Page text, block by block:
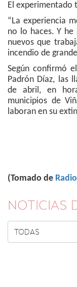
El experimentado
“La experiencia
no lo haces. Y he
nuevos que
incendio de
Según confirmó
Padrón Díaz, las
de abril, en
municipios de
laboran en su
(Tomado de
NOTICIAS
TODAS